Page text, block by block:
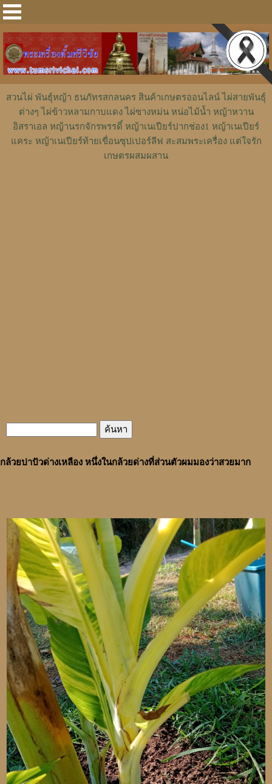
สวนไผ่ พันธุ์หญ้า ธนภัทรสกลนคร สินค้าเกษตรออนไลน์ ไผ่สายพันธุ์
ต่างๆ ไผ่ข้าวหลามกาบแดง ไผ่ซางหม่น หน่อไม้น้ำ หญ้าหวาน
อิสราเอล หญ้านรกจักรพรรดิ์ หญ้าเนเปียร์ปากช่อง1 หญ้าเนเปียร์
แคระ หญ้าเนเปียร์ท้ายเขื่อนซุปเปอร์ลีฟ สะสมพระเครื่อง แต่ใจรัก
เกษตรผสมผสาน
กล้วยปาปัวด่างเหลือง หนึ่งในกล้วยด่างที่ส่วนตัวผมมองว่าสวยมาก